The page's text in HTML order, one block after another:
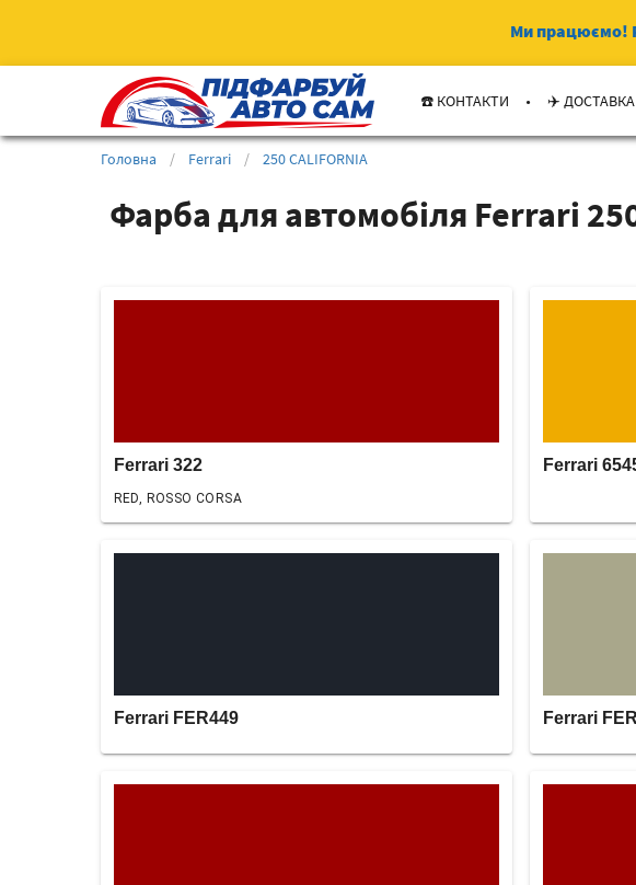
Ми працюємо!
☎️ КОНТАКТИ . ✈️ ДОСТАВКА
Головна / Ferrari / 250 CALIFORNIA
Фарба для автомобіля Ferrari
Ferrari 322
RED, ROSSO CORSA
Ferrari
Ferrari FER449 Ferrari